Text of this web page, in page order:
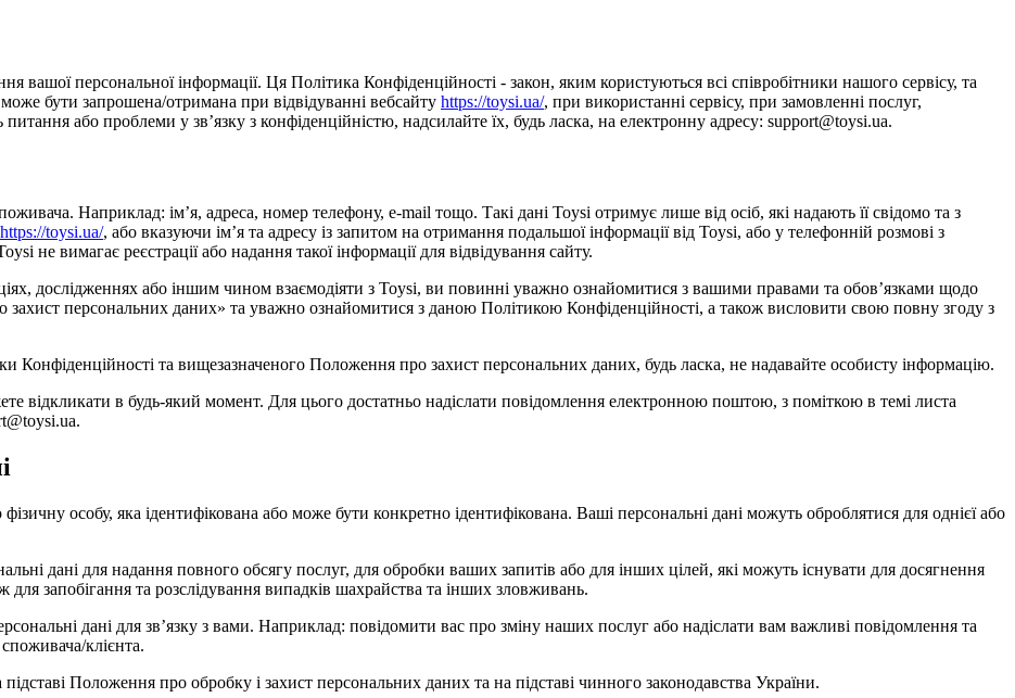
вашої персональної інформації. Ця Політика Конфіденційності - закон, яким користуються всі співробітники нашого сервісу, та
бути запрошена/отримана при відвідуванні вебсайту https://toysi.ua/, при використанні сервісу, при замовленні послуг,
або проблеми у зв’язку з конфіденційністю, надсилайте їх, будь ласка, на електронну адресу: support@toysi.ua.
Наприклад: ім’я, адреса, номер телефону, e-mail тощо. Такі дані Toysi отримує лише від осіб, які надають її свідомо та з
https://toysi.ua/, або вказуючи ім’я та адресу із запитом на отримання подальшої інформації від Toysi, або у телефонній розмові з
вимагає реєстрації або надання такої інформації для відвідування сайту.
дослідженнях або іншим чином взаємодіяти з Toysi, ви повинні уважно ознайомитися з вашими правами та обов’язками щодо
захист персональних даних» та уважно ознайомитися з даною Політикою Конфіденційності, а також висловити свою повну згоду з
Конфіденційності та вищезазначеного Положення про захист персональних даних, будь ласка, не надавайте особисту інформацію.
відкликати в будь-який момент. Для цього достатньо надіслати повідомлення електронною поштою, з поміткою в темі листа
особу, яка ідентифікована або може бути конкретно ідентифікована. Ваші персональні дані можуть оброблятися для однієї або
дані для надання повного обсягу послуг, для обробки ваших запитів або для інших цілей, які можуть існувати для досягнення
запобігання та розслідування випадків шахрайства та інших зловживань.
дані для зв’язку з вами. Наприклад: повідомити вас про зміну наших послуг або надіслати вам важливі повідомлення та
клієнта.
Положення про обробку і захист персональних даних та на підставі чинного законодавства України.